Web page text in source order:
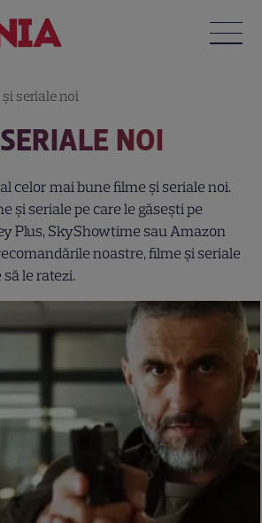
seriale noi
NOI
celor mai bune filme și seriale noi.
și seriale pe care le găsești pe
Plus, SkyShowtime sau Amazon
noastre, filme și seriale
le ratezi.